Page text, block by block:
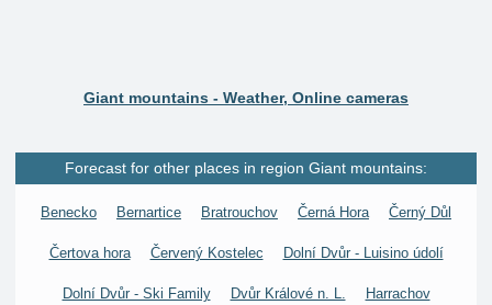
Giant mountains - Weather, Online cameras
Forecast for other places in region Giant mountains:
Benecko Bernartice Bratrouchov Černá Hora Černý Důl
Čertova hora Červený Kostelec Dolní Dvůr - Luisino údolí
Dolní Dvůr - Ski Family Dvůr Králové n. L. Harrachov